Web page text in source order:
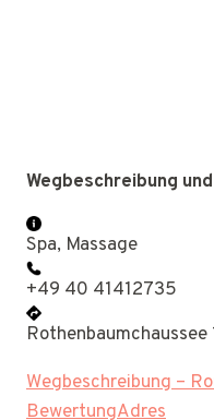
Wegbeschreibung
Spa, Massage
+49 40 41412735
Wegbeschreibung –
BewertungAdres